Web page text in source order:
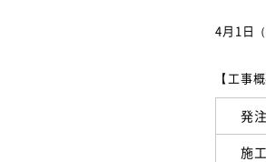
4月1日
【工事概
発
施